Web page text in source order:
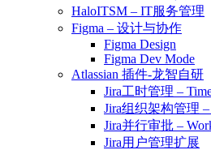
HaloITSM – IT服务管理
Figma – 设计与协作
Figma Design
Figma Dev Mode
Atlassian 插件-龙智自研
Jira工时管理 –
Jira组织架构管理
Jira并行审批 –
Jira用户管理扩展